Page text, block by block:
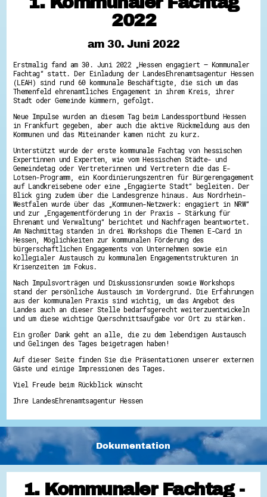
Hessen hilft Ukraine
Wettbewerb | Trikotwettbewerb
mit Herz
8 Vereine x 80 Jahre x 1.000 €
Ausgezeichnete Projekte
Menschen des Respekts
SHARE IT: Teile deine Infos!
Gestalte dein Ehrenamt
Ehrenamts-Card Hessen
Engagement-Lotsen
Crowdfunding - Viele schaffen mehr
Förderprogramme
Ehrentag
Freiwilligenmanagement
Hessen engagiert - Digitale Themenabende
Kompetenznachweis Hessen
Zeugnisbeiblatt
Service-Learning
Mach dich schlau
GEMA-Pakt
Flüchtlingshilfe + Integration
Generationsübergreifend aktiv
Patenschaftsprojekte
Qualifizierung & Fortbildung
Stiftungen
Vereine, Spenden, Steuern - Gut zu Wissen
Versicherungsschutz
Zahlen, Daten, Fakten aus Hessen
Service
Suche
Impressum
Datenschutz
Erklärung zur Barrierefreiheit
Barriere melden
2022
am 30. Juni 2022
Erstmalig fand am 30. Juni 2022 „Hessen engagiert – Kommunaler
Fachtag“ statt. Der Einladung der LandesEhrenamtsagentur Hessen
(LEAH) sind rund 60 kommunale Beschäftigte, die sich um das
Themenfeld ehrenamtliches Engagement in ihrem Kreis, ihrer
Stadt oder Gemeinde kümmern, gefolgt.
Neue Impulse wurden an diesem Tag beim Landessportbund Hessen
in Frankfurt gegeben, aber auch die aktive Rückmeldung aus den
Kommunen und das Miteinander kamen nicht zu kurz.
Unterstützt wurde der erste kommunale Fachtag von hessischen
Expertinnen und Experten, wie vom Hessischen Städte- und
Gemeindetag oder Vertreterinnen und Vertretern die das E-
Lotsen-Programm, ein Koordinierungszentren für Bürgerengagement
auf Landkreisebene oder eine „Engagierte Stadt“ begleiten. Der
Blick ging zudem über die Landesgrenze hinaus. Aus Nordrhein-
Westfalen wurde über das „Kommunen-Netzwerk: engagiert in NRW“
und zur „Engagementförderung in der Praxis - Stärkung für
Ehrenamt und Verwaltung“ berichtet und Nachfragen beantwortet.
Am Nachmittag standen in drei Workshops die Themen E-Card in
Hessen, Möglichkeiten zur kommunalen Förderung des
bürgerschaftlichen Engagements von Unternehmen sowie ein
kollegialer Austausch zu kommunalen Engagementstrukturen in
Krisenzeiten im Fokus.
Nach Impulsvorträgen und Diskussionsrunden sowie Workshops
stand der persönliche Austausch im Vordergrund. Die Erfahrungen
aus der kommunalen Praxis sind wichtig, um das Angebot des
Landes auch an dieser Stelle bedarfsgerecht weiterzuentwickeln
und um diese wichtige Querschnittsaufgabe vor Ort zu stärken.
Ein großer Dank geht an alle, die zu dem lebendigen Austausch
und Gelingen des Tages beigetragen haben!
Auf dieser Seite finden Sie die Präsentationen unserer externen
Gäste und einige Impressionen des Tages.
Viel Freude beim Rückblick wünscht
Ihre LandesEhrenamtsagentur Hessen
Dokumentation
1. Kommunaler Fachtag -